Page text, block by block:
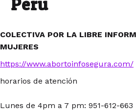
COLECTIVA POR LA LIBRE
MUJERES
https://www.abortoinfosegura.com/
horarios de atención
Lunes de 4pm a 7 pm: 951-612-663